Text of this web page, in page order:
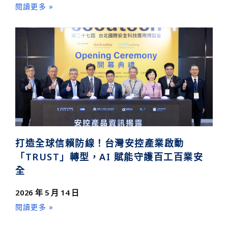
閱讀更多 »
打造全球信賴防線！台灣安控產業啟動
「TRUST」轉型，AI 賦能守護百工百業安
全
2026 年 5 月 14 日
閱讀更多 »